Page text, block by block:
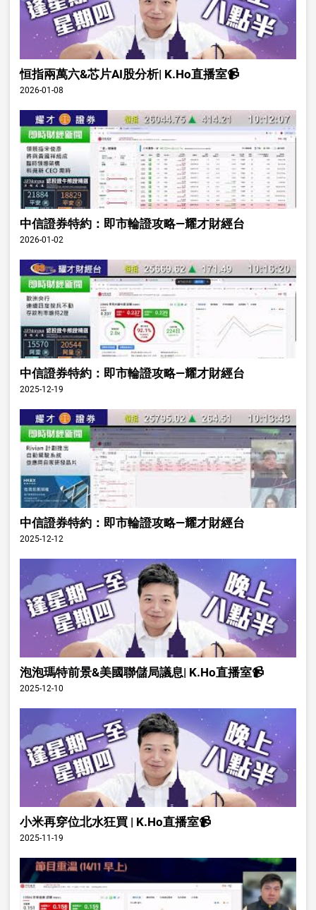
恒指兩萬六&芯片AI股分析| K.Ho直播室📹
2026-01-08
中信證券特約：即市輪證攻略—耀才財經台
2026-01-02
中信證券特約：即市輪證攻略—耀才財經台
2025-12-19
中信證券特約：即市輪證攻略—耀才財經台
2025-12-12
泡泡瑪特前景&美國聯儲局議息| K.Ho直播室📹
2025-12-10
小米再穿位北水狂買 | K.Ho直播室📹
2025-11-19